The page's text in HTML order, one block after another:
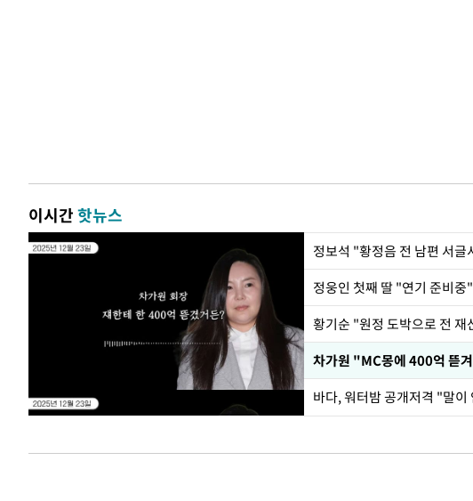
이시간핫뉴스
정웅인 첫째 딸 "연기 준비중
황기순 "원정 도박으로 전 재
바다, 워터밤 공개저격 "말이